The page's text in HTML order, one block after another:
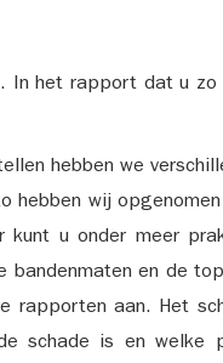
In het rapport dat u
hebben we
hebben wij
u onder meer
bandenmaten en de
rapporten aan. Het
schade is en welke